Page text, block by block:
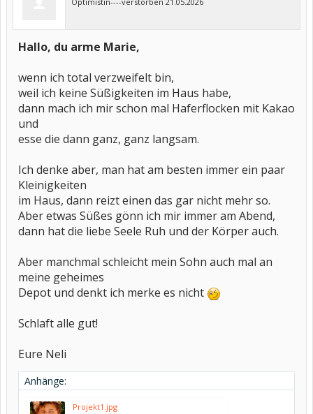
Hallo, du arme Marie,
wenn ich total verzweifelt bin,
weil ich keine Süßigkeiten im Haus habe,
dann mach ich mir schon mal Haferflocken mit Kakao
und
esse die dann ganz, ganz langsam.
Ich denke aber, man hat am besten immer ein paar
Kleinigkeiten
im Haus, dann reizt einen das gar nicht mehr so.
Aber etwas Süßes gönn ich mir immer am Abend,
dann hat die liebe Seele Ruh und der Körper auch.
Aber manchmal schleicht mein Sohn auch mal an
meine geheimes
Depot und denkt ich merke es nicht
Schlaft alle gut!
Eure Neli
Anhänge:
Projekt1.jpg